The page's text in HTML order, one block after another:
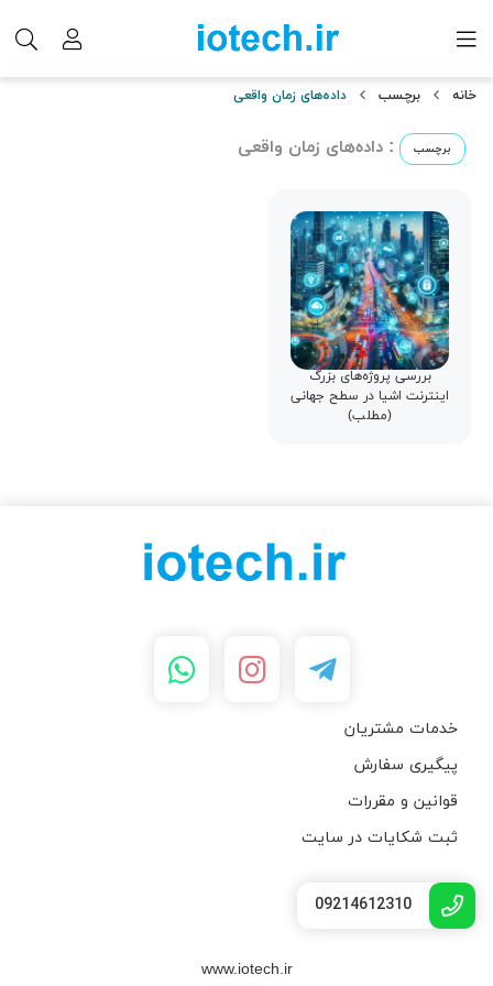
خانه برچسب داده‌های زمان واقعی
برچسب : داده‌های زمان واقعی
بررسی پروژه‌های بزرگ
اینترنت اشیا در سطح جهانی
(مطلب)
خدمات مشتریان
پیگیری سفارش
قوانین و مقررات
ثبت شکایات در سایت
09214612310
www.iotech.ir